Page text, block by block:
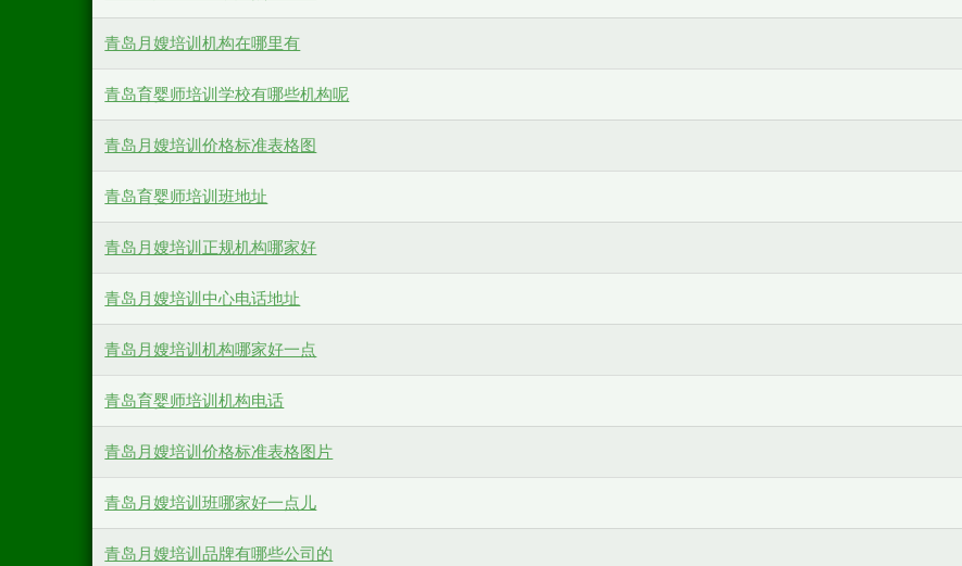
青岛月嫂培训机构在哪里有
青岛育婴师培训学校有哪些机构呢
青岛月嫂培训价格标准表格图
青岛育婴师培训班地址
青岛月嫂培训正规机构哪家好
青岛月嫂培训中心电话地址
青岛月嫂培训机构哪家好一点
青岛育婴师培训机构电话
青岛月嫂培训价格标准表格图片
青岛月嫂培训班哪家好一点儿
青岛月嫂培训品牌有哪些公司的